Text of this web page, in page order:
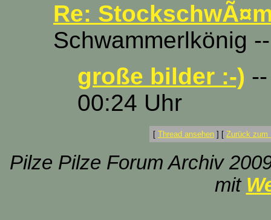
Re:
Schwammerlkönig
große bilder :-)
00:24 Uhr
[ Thread ansehen ] [ Zurück zum
Pilze Pilze Forum Archiv
mit